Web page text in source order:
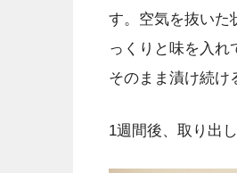
す。空気を抜いた
っくりと味を入れ
そのまま漬け続け
1週間後、取り出